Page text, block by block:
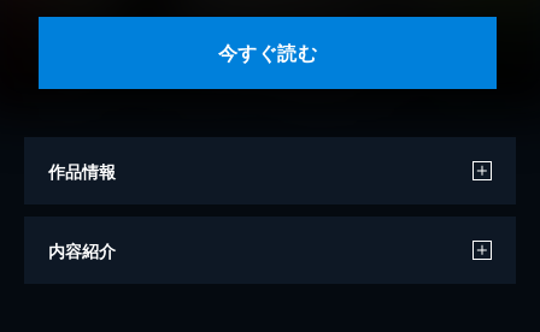
今すぐ読む
作品情報
著者
内容紹介